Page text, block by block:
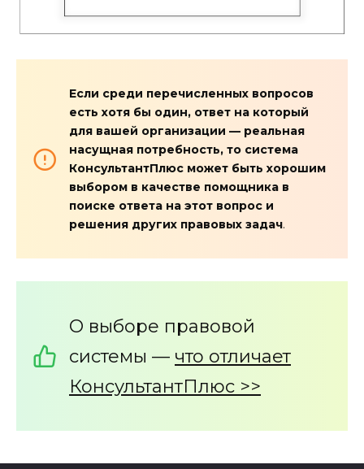
Если среди перечисленных вопросов
есть хотя бы один, ответ на который
для вашей организации — реальная
насущная потребность, то система
КонсультантПлюс может быть хорошим
выбором в качестве помощника в
поиске ответа на этот вопрос и
решения других правовых задач.
О выборе правовой
системы — что отличает
КонсультантПлюc >>